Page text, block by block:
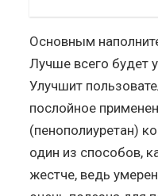
Основным
Лучше всего будет
Улучшит
послойное
(пенополиуретан)
один из способов,
жестче, ведь